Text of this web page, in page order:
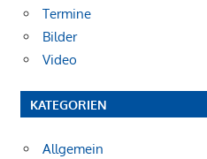
Termine
Bilder
Video
KATEGORIEN
Allgemein